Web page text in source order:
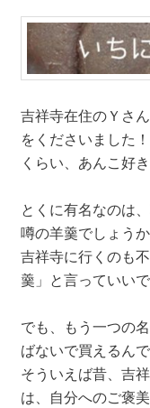
吉祥寺在住のＹさ
をくださいました
くらい、あんこ好
とくに有名なのは
噂の羊羹でしょう
吉祥寺に行くのも
羹」と言っていいで
でも、もう一つの
ばないで買えるん
そういえば昔、吉
は、自分へのご褒